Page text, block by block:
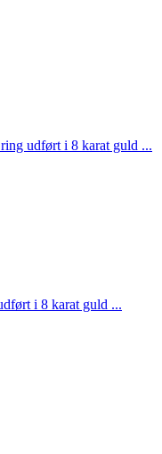
udført i 8 karat guld ...
i 8 karat guld ...